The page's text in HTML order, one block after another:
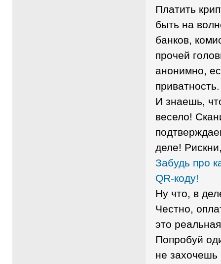
Платить
быть на
банков,
прочей
анонимно,
приватность.
И знаешь,
весело!
деле!
Забудь про
QR-коду!
Ну что, в
Честно,
это
Попробуй
не захочешь